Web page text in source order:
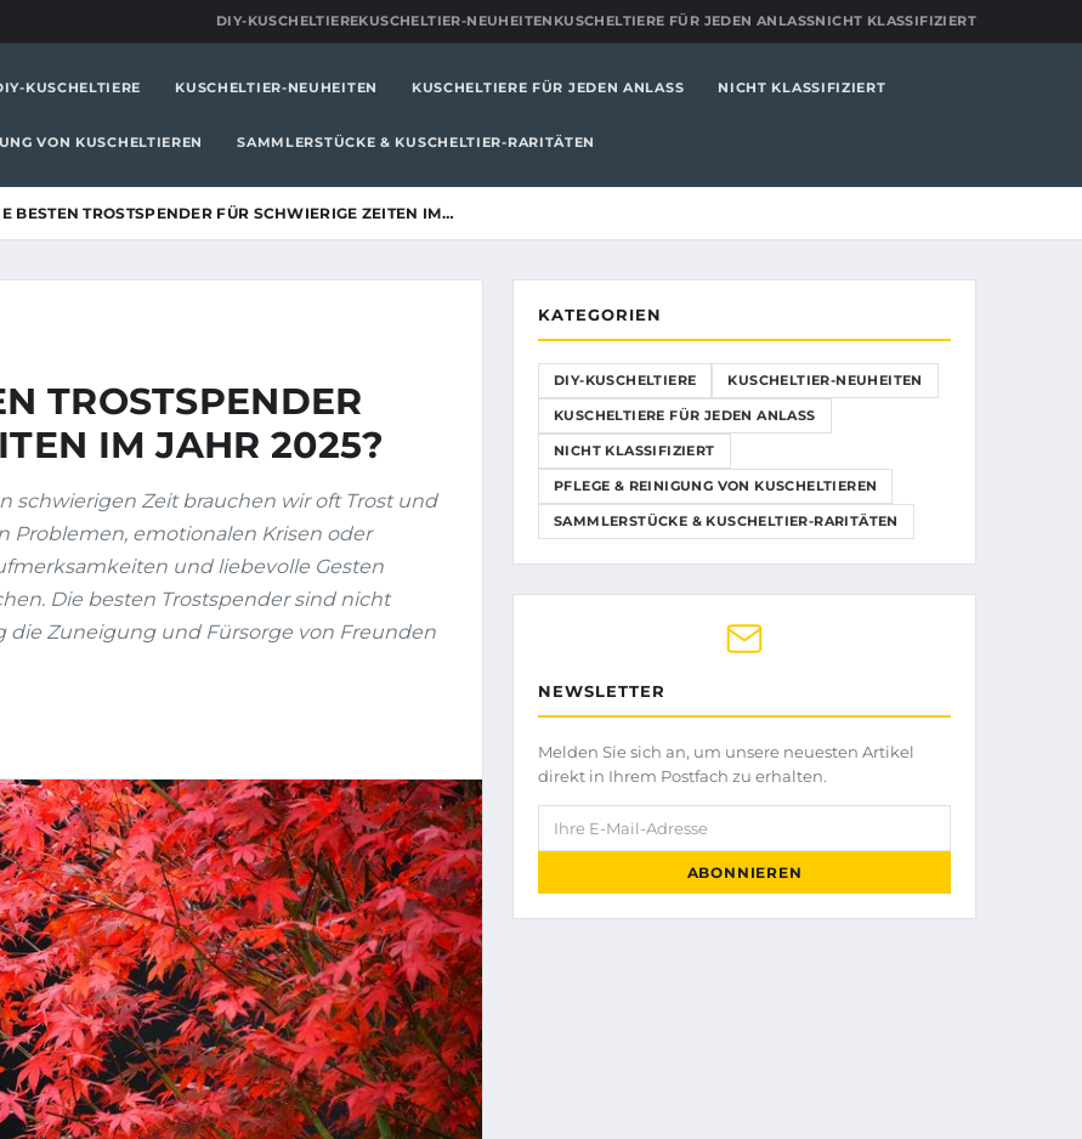
DIY-KUSCHELTIEREKUSCHELTIER-NEUHEITEN KUSCHELTIERE FÜR JEDEN ANLASSNICHT KLASSIFIZIERT
KUSCHELTIERE KUSCHELTIER-NEUHEITEN KUSCHELTIERE FÜR JEDEN ANLASS NICHT KLASSIFIZIERT
VON KUSCHELTIEREN SAMMLERSTÜCKE & KUSCHELTIER-RARITÄTEN
BESTEN TROSTSPENDER FÜR SCHWIERIGE ZEITEN IM…
TROSTSPENDER
IM JAHR 2025?
schwierigen Zeit brauchen wir oft Trost und
Problemen, emotionalen Krisen oder
und liebevolle Gesten
Die besten Trostspender sind nicht
Zuneigung und Fürsorge von Freunden
KATEGORIEN
DIY-KUSCHELTIERE KUSCHELTIER-NEUHEITEN
KUSCHELTIERE FÜR JEDEN ANLASS
NICHT KLASSIFIZIERT
PFLEGE & REINIGUNG VON KUSCHELTIEREN
SAMMLERSTÜCKE & KUSCHELTIER-RARITÄTEN
NEWSLETTER
Melden Sie sich an, um unsere neuesten Artikel
direkt in Ihrem Postfach zu erhalten.
Ihre E-Mail-Adresse
ABONNIEREN